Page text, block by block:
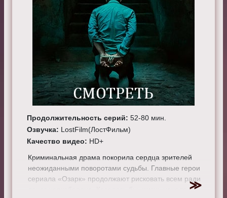
Продолжительность серий: 52-80 мин.
Озвучка: LostFilm(ЛостФильм)
Качество видео: HD+
Криминальная драма покорила сердца зрителей
неожиданными поворотами судьбы. Главные герои
сериала «Озарк» продолжают рисковать всем ради